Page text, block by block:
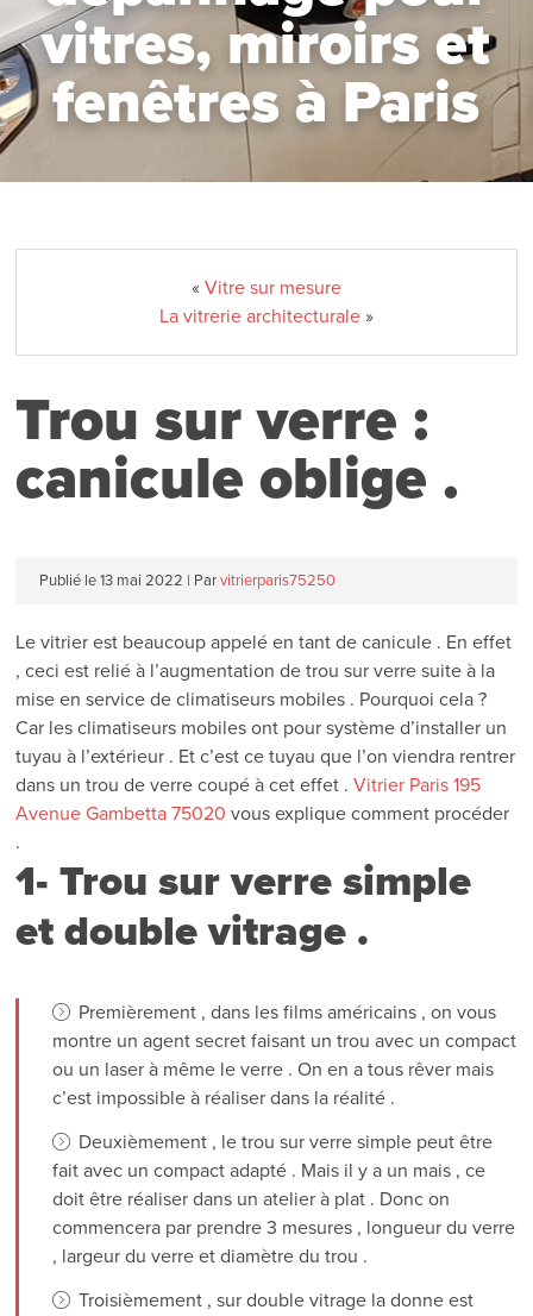
vitres, miroirs et
fenêtres à Paris
« Vitre sur mesure
La vitrerie architecturale»
Trou sur verre :
canicule oblige .
Publié le 13 mai 2022 | Par vitrierparis75250
Le vitrier est beaucoup appelé en tant de canicule . En effet
, ceci est relié à l’augmentation de trou sur verre suite à la
mise en service de climatiseurs mobiles . Pourquoi cela ?
Car les climatiseurs mobiles ont pour système d’installer un
tuyau à l’extérieur . Et c’est ce tuyau que l’on viendra rentrer
dans un trou de verre coupé à cet effet .Vitrier Paris195
Avenue Gambetta75020 vous explique comment procéder
.
1- Trou sur verre simple
et double vitrage .
Premièrement , dans les films américains , on vous
montre un agent secret faisant un trou avec un compact
ou un laser à même le verre . On en a tous rêver mais
c’est impossible à réaliser dans la réalité .
Deuxièmement , le trou sur verre simple peut être
fait avec un compact adapté . Mais il y a un mais , ce
doit être réaliser dans un atelier à plat . Donc on
commencera par prendre 3 mesures , longueur du verre
, largeur du verre et diamètre du trou .
Troisièmement , sur double vitrage la donne est